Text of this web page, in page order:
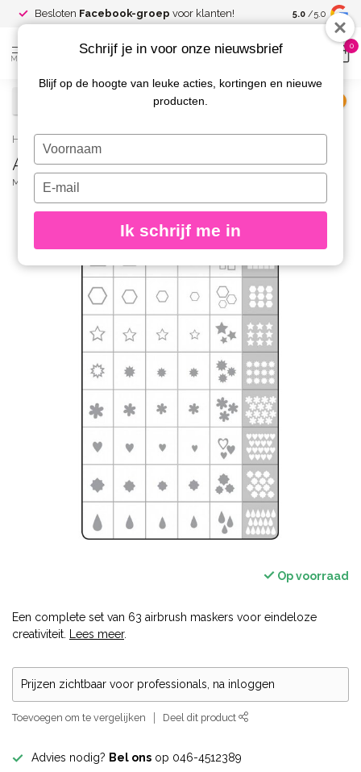
Besloten Facebook-groep voor klanten! Spaar voor
kortingen
5.0 /5.0
MENU
0
Home / AirNails Masking Collection 63 designs
AirNails Masking Collection 63 designs
MAGNETIC
Op voorraad
Een complete set van 63 airbrush maskers voor eindeloze
creativiteit.
Lees meer.
Prijzen zichtbaar voor professionals, na inloggen
Toevoegen om te vergelijken Deel dit product
Advies nodig? Bel ons op 046-4512389
Schrijf je in voor onze nieuwsbrief
Blijf op de hoogte van leuke acties, kortingen en nieuwe
producten.
Typ
je
naam
Typ
je
e-
in
Ik schrijf me in